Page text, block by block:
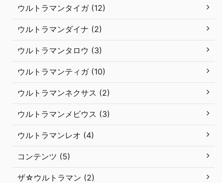
ウルトラマンタイガ (12)
ウルトラマンダイナ (2)
ウルトラマンタロウ (3)
ウルトラマンティガ (10)
ウルトラマンネクサス (2)
ウルトラマンメビウス (3)
ウルトラマンレオ (4)
コンテンツ (5)
ザ☆ウルトラマン (2)